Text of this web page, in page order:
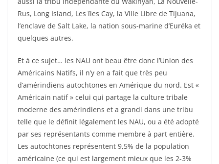
Rus, Long Island, Les îles Cay, la Ville Libre de Tijuana,
l’enclave de Salt Lake, la nation sous-marine d’Euréka et
quelques autres.
Et à ce sujet… les NAU ont beau être donc l’Union des
Américains Natifs, il n’y en a fait que très peu
d’amérindiens autochtones en Amérique du nord. Est «
Américain natif » celui qui partage la culture tribale
moderne des amérindiens et a grandi dans une tribu
telle que le définit légalement les NAU, ou a été adopté
par ses représentants comme membre à part entière.
Les autochtones représentent 9,5% de la population
américaine (ce qui est largement mieux que les 2-3%